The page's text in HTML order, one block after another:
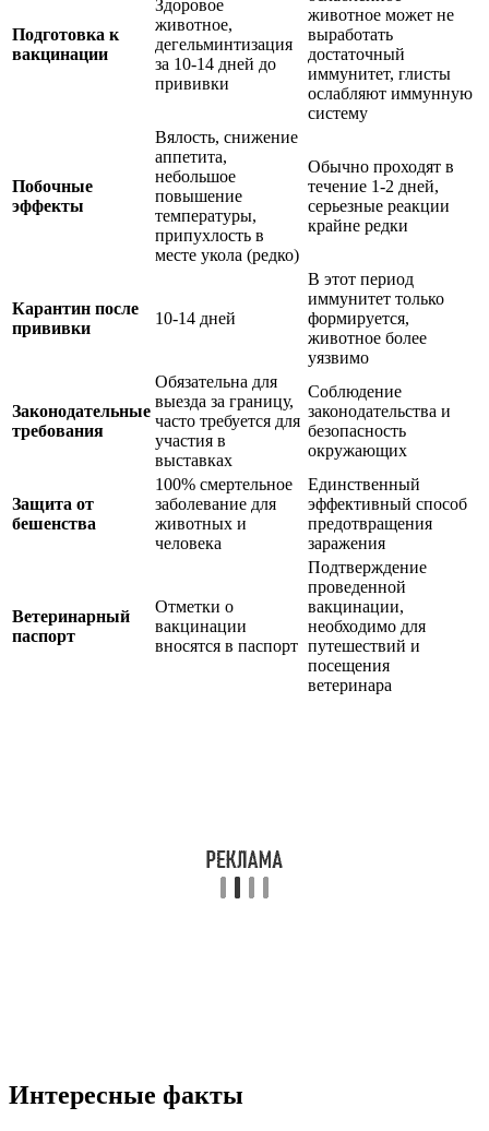
Подготовка к
вакцинации
Здоровое
животное,
дегельминтизация
за 10-14 дней до
прививки
животное может не
выработать
достаточный
иммунитет, глисты
ослабляют иммунную
систему
Побочные
эффекты
Вялость, снижение
аппетита,
небольшое
повышение
температуры,
припухлость в
месте укола (редко)
Обычно проходят в
течение 1-2 дней,
серьезные реакции
крайне редки
Карантин после
прививки
10-14 дней
В этот период
иммунитет только
формируется,
животное более
уязвимо
Законодательные
требования
Обязательна для
выезда за границу,
часто требуется для
участия в
выставках
Соблюдение
законодательства и
безопасность
окружающих
Защита от
бешенства
100% смертельное
заболевание для
животных и
человека
Единственный
эффективный способ
предотвращения
заражения
Ветеринарный
паспорт
Отметки о
вакцинации
вносятся в паспорт
Подтверждение
проведенной
вакцинации,
необходимо для
путешествий и
посещения
ветеринара
Интересные факты